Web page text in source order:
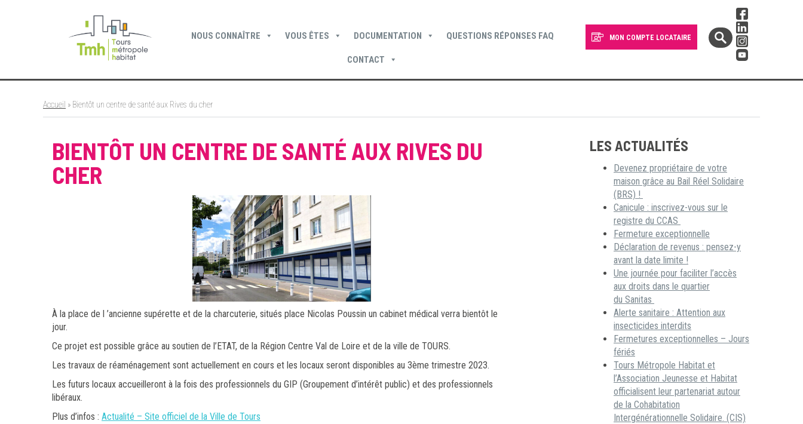
NOUS CONNAÎTRE VOUS ÊTES DOCUMENTATION QUESTIONS RÉPONSES FAQ
CONTACT
MON COMPTE LOCATAIRE
Accueil » Bientôt un centre de santé aux Rives du cher
LES ACTUALITÉS
Devenez propriétaire de votre
maison grâce au Bail Réel Solidaire
(BRS) !
Canicule : inscrivez-vous sur le
registre du CCAS
Fermeture exceptionnelle
Déclaration de revenus : pensez-y
avant la date limite !
Une journée pour faciliter l’accès
aux droits dans le quartier
du Sanitas
Alerte sanitaire : Attention aux
insecticides interdits
Fermetures exceptionnelles – Jours
fériés
Tours Métropole Habitat et
l’Association Jeunesse et Habitat
officialisent leur partenariat autour
de la Cohabitation
Intergénérationnelle Solidaire. (CIS)
BIENTÔT UN CENTRE DE SANTÉ AUX RIVES DU
CHER
À la place de l ’ancienne supérette et de la charcuterie, situés place Nicolas Poussin un cabinet médical verra bientôt le
jour.
Ce projet est possible grâce au soutien de l’ETAT, de la Région Centre Val de Loire et de la ville de TOURS.
Les travaux de réaménagement sont actuellement en cours et les locaux seront disponibles au 3ème trimestre 2023.
Les futurs locaux accueilleront à la fois des professionnels du GIP (Groupement d’intérêt public) et des professionnels
libéraux.
Plus d’infos : Actualité – Site officiel de la Ville de Tours